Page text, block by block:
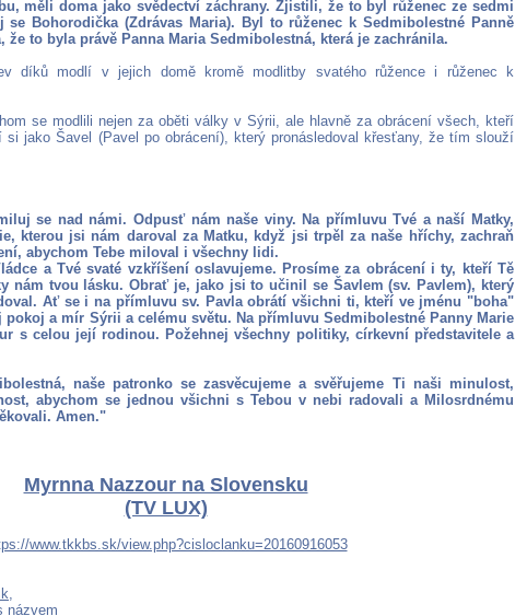
měli doma jako svědectví záchrany. Zjistili, že to byl růženec ze sedmi
se Bohorodička (Zdrávas Maria). Byl to růženec k Sedmibolestné Panně
že to byla právě Panna Maria Sedmibolestná, která je zachránila.
díků modlí v jejich domě kromě modlitby svatého růžence i růženec k
se modlili nejen za oběti války v Sýrii, ale hlavně za obrácení všech, kteří
jako Šavel (Pavel po obrácení), který pronásledoval křesťany, že tím slouží
se nad námi. Odpusť nám naše viny. Na přímluvu Tvé a naší Matky,
kterou jsi nám daroval za Matku, když jsi trpěl za naše hříchy, zachraň
abychom Tebe miloval i všechny lidi.
a Tvé svaté vzkříšení oslavujeme. Prosíme za obrácení i ty, kteří Tě
nám tvou lásku. Obrať je, jako jsi to učinil se Šavlem (sv. Pavlem), který
Ať se i na přímluvu sv. Pavla obrátí všichni ti, kteří ve jménu "boha"
a mír Sýrii a celému světu. Na přímluvu Sedmibolestné Panny Marie
s celou její rodinou. Požehnej všechny politiky, církevní představitele a
naše patronko se zasvěcujeme a svěřujeme Ti naši minulost,
abychom se jednou všichni s Tebou v nebi radovali a Milosrdnému
Amen."
Myrnna Nazzour na Slovensku
(TV LUX)
www.tkkbs.sk/view.php?cisloclanku=20160916053
,
názvem